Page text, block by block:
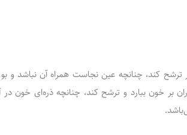
ترشح کند، چنانچه عین نجاست همراه آن نباشد و بو
بر خون ببارد و ترشح کند، چنانچه ذره‌ای خون در